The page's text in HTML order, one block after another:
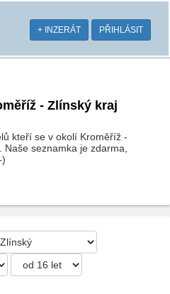
+ INZERÁT PŘIHLÁSIT
- Zlínský kraj
kteří se v okolí Kroměříž -
seznamka je zdarma,